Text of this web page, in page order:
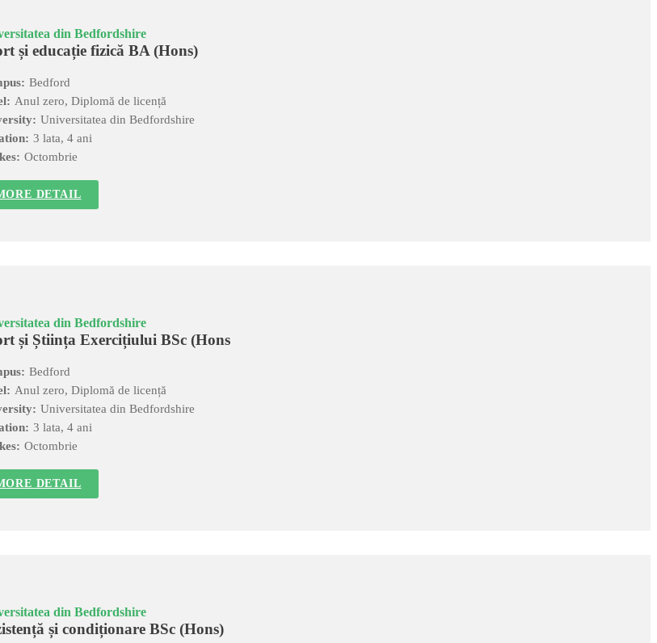
din Bedfordshire
și educație fizică BA (Hons)
Bedford
Anul zero, Diplomă de licență
Universitatea din Bedfordshire
3 lata, 4 ani
Octombrie
DETAIL
din Bedfordshire
și Știința Exercițiului BSc (Hons
Bedford
Anul zero, Diplomă de licență
Universitatea din Bedfordshire
3 lata, 4 ani
Octombrie
DETAIL
din Bedfordshire
și condiționare BSc (Hons)